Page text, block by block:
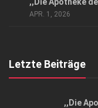
Top Magazin
APR. 1, 2026
Letzte Beiträge
,,Die